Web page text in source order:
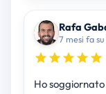
Rafa
7 mesi fa
Ho